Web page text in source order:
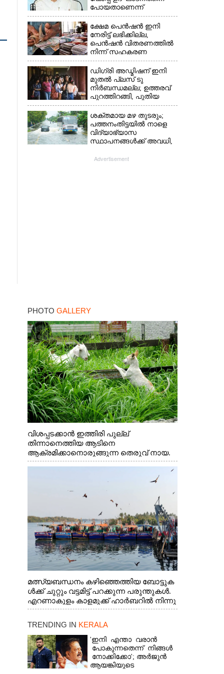
പോയതാണെന്ന്
വിചാരിച്ചു, 400 കോടിയുടെ
പ്രോജക്ടാണ് അത്'
ക്ഷേമ പെൻഷൻ ഇനി
നേരിട്ട് ലഭിക്കില്ല,​
പെൻഷൻ വിതരണത്തിൽ
നിന്ന് സഹകരണ
ബാങ്കുകളെ ഒഴിവാക്കി
ഡിഗ്രി അഡ്മിഷന് ഇനി
മുതൽ പ്ലസ് ടു
നിർബന്ധമല്ല; ഉത്തരവ്
പുറത്തിറങ്ങി, പുതിയ
മാറ്റങ്ങൾ അറിയാം
ശക്തമായ മഴ തുടരും;
പത്തനംതിട്ടയിൽ നാളെ
വിദ്യാഭ്യാസ
സ്ഥാപനങ്ങൾക്ക് അവധി,​
നാളെ ഓറഞ്ചും അലർട്ട്
Advertisement
PHOTO GALLERY
വിശപ്പടക്കാൻ ഇത്തിരി പുല്ല്
തിന്നാനെത്തിയ ആടിനെ
ആക്രമിക്കാനൊരുങ്ങുന്ന തെരുവ് നായ.
എറണാകുളം വാത്തുരുത്തിയിൽ നിന്നുള്ള
മത്സ്യബന്ധനം കഴിഞ്ഞെത്തിയ ബോട്ടുക
ൾക്ക് ചുറ്റും വട്ടമിട്ട് പറക്കുന്ന പരുന്തുകൾ.
എറണാകുളം കാളമുക്ക് ഹാർബറിൽ നിന്നു
ള്ള കാഴ്ച
TRENDING IN KERALA
'ഇനി എന്താ വരാൻ
പോകുന്നതെന്ന് നിങ്ങൾ
നോക്കിക്കോ'; അർജുൻ
ആയങ്കിയുടെ